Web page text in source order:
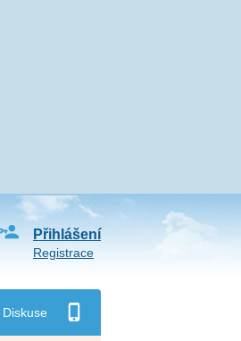
Diskuse
Přihlášení
Registrace